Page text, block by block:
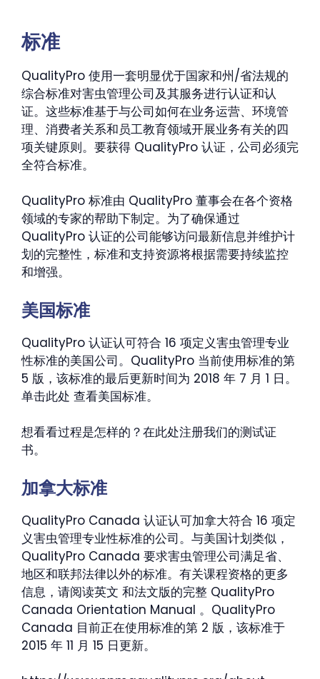
标准
QualityPro 使用一套明显优于国家和州/省法规的
综合标准对害虫管理公司及其服务进行认证和认
证。这些标准基于与公司如何在业务运营、环境管
理、消费者关系和员工教育领域开展业务有关的四
项关键原则。要获得 QualityPro 认证，公司必须完
全符合标准。
QualityPro 标准由 QualityPro 董事会在各个资格
领域的专家的帮助下制定。为了确保通过
QualityPro 认证的公司能够访问最新信息并维护计
划的完整性，标准和支持资源将根据需要持续监控
和增强。
美国标准
QualityPro 认证认可符合 16 项定义害虫管理专业
性标准的美国公司。QualityPro 当前使用标准的第
5 版，该标准的最后更新时间为 2018 年 7 月 1 日。
单击此处 查看美国标准。
想看看过程是怎样的？在此处注册我们的测试证
书。
加拿大标准
QualityPro Canada 认证认可加拿大符合 16 项定
义害虫管理专业性标准的公司。与美国计划类似，
QualityPro Canada 要求害虫管理公司满足省、
地区和联邦法律以外的标准。有关课程资格的更多
信息，请阅读英文 和法文版的完整 QualityPro
Canada Orientation Manual 。QualityPro
Canada 目前正在使用标准的第 2 版，该标准于
2015 年 11 月 15 日更新。